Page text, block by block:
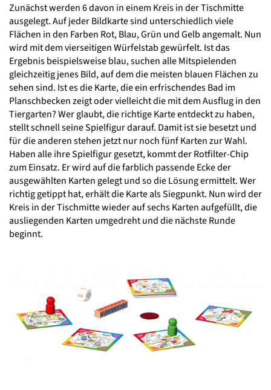
Zunächst werden 6 davon in einem Kreis in der Tischmitte
ausgelegt. Auf jeder Bildkarte sind unterschiedlich viele
Flächen in den Farben Rot, Blau, Grün und Gelb angemalt. Nun
wird mit dem vierseitigen Würfelstab gewürfelt. Ist das
Ergebnis beispielsweise blau, suchen alle Mitspielenden
gleichzeitig jenes Bild, auf dem die meisten blauen Flächen zu
sehen sind. Ist es die Karte, die ein erfrischendes Bad im
Planschbecken zeigt oder vielleicht die mit dem Ausflug in den
Tiergarten? Wer glaubt, die richtige Karte entdeckt zu haben,
stellt schnell seine Spielfigur darauf. Damit ist sie besetzt und
für die anderen stehen jetzt nur noch fünf Karten zur Wahl.
Haben alle ihre Spielfigur gesetzt, kommt der Rotfilter-Chip
zum Einsatz. Er wird auf die farblich passende Ecke der
ausgewählten Karten gelegt und so die Lösung ermittelt. Wer
richtig getippt hat, erhält die Karte als Siegpunkt. Nun wird der
Kreis in der Tischmitte wieder auf sechs Karten aufgefüllt, die
ausliegenden Karten umgedreht und die nächste Runde
beginnt.